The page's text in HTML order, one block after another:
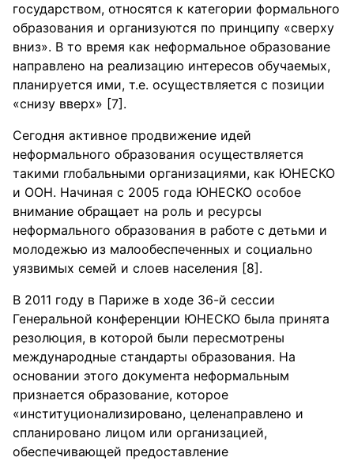
государством, относятся к категории формального
образования и организуются по принципу «сверху
вниз». В то время как неформальное образование
направлено на реализацию интересов обучаемых,
планируется ими, т.е. осуществляется с позиции
«снизу вверх» [7].
Сегодня активное продвижение идей
неформального образования осуществляется
такими глобальными организациями, как ЮНЕСКО
и ООН. Начиная с 2005 года ЮНЕСКО особое
внимание обращает на роль и ресурсы
неформального образования в работе с детьми и
молодежью из малообеспеченных и социально
уязвимых семей и слоев населения [8].
В 2011 году в Париже в ходе 36-й сессии
Генеральной конференции ЮНЕСКО была принята
резолюция, в которой были пересмотрены
международные стандарты образования. На
основании этого документа неформальным
признается образование, которое
«институционализировано, целенаправлено и
спланировано лицом или организацией,
обеспечивающей предоставление